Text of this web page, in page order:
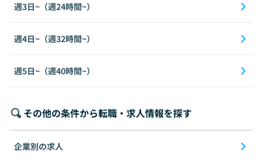
週3日~（週24時間~）
週4日~（週32時間~）
週5日~（週40時間~）
その他の条件から転職・求人情報を探す
企業別の求人